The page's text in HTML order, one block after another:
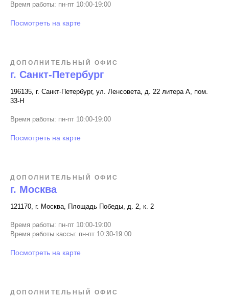
Время работы: пн-пт 10:00-19:00
Посмотреть на карте
ДОПОЛНИТЕЛЬНЫЙ ОФИС
г. Санкт-Петербург
196135, г. Санкт-Петербург, ул. Ленсовета, д. 22 литера А, пом.
33-Н
Время работы: пн-пт 10:00-19:00
Посмотреть на карте
ДОПОЛНИТЕЛЬНЫЙ ОФИС
г. Москва
121170, г. Москва, Площадь Победы, д. 2, к. 2
Время работы: пн-пт 10:00-19:00
Время работы кассы: пн-пт 10:30-19:00
Посмотреть на карте
ДОПОЛНИТЕЛЬНЫЙ ОФИС